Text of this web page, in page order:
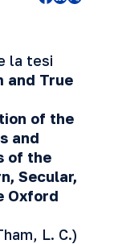
la tesi
and True
of the
and
of the
Secular,
Oxford
L. C.)